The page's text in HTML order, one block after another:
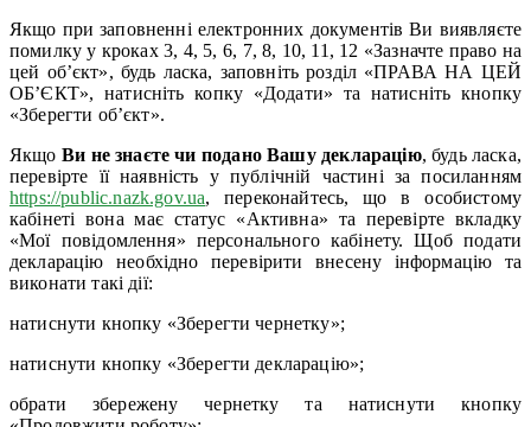
Якщо при заповненні електронних документів Ви виявляєте
помилку у кроках 3, 4, 5, 6, 7, 8, 10, 11, 12 «Зазначте право на
цей об’єкт», будь ласка, заповніть розділ «ПРАВА НА ЦЕЙ
ОБ’ЄКТ», натисніть копку «Додати» та натисніть кнопку
«Зберегти об’єкт».
Якщо Ви не знаєте чи подано Вашу декларацію, будь ласка,
перевірте її наявність у публічній частині за посиланням
https://public.nazk.gov.ua, переконайтесь, що в особистому
кабінеті вона має статус «Активна» та перевірте вкладку
«Мої повідомлення» персонального кабінету. Щоб подати
декларацію необхідно перевірити внесену інформацію та
виконати такі дії:
натиснути кнопку «Зберегти чернетку»;
натиснути кнопку «Зберегти декларацію»;
обрати збережену чернетку та натиснути кнопку